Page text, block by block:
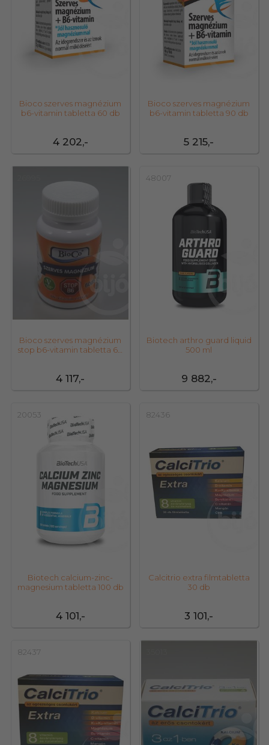
4 202,-
Bioco szerves magnézium
b6-vitamin tabletta 60 db
5 215,-
Bioco szerves magnézium
b6-vitamin tabletta 90 db
4 117,-
Bioco szerves magnézium
stop b6-vitamin tabletta 60
48007
9 882,-
Biotech arthro guard liquid
500 ml
20053
4 101,-
Biotech calcium-zinc-
magnesium tabletta 100 db
82436
3 101,-
Calcitrio extra filmtabletta
30 db
82437